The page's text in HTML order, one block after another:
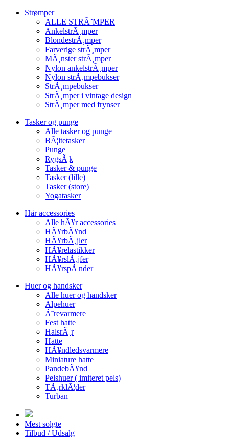
Strømper
ALLE STRÃ˜MPER
AnkelstrÃ¸mper
BlondestrÃ¸mper
Farverige strÃ¸mper
MÃ¸nster strÃ¸mper
Nylon ankelstrÃ¸mper
Nylon strÃ¸mpebukser
StrÃ¸mpebukser
StrÃ¸mper i vintage design
StrÃ¸mper med frynser
Tasker og punge
Alle tasker og punge
BÃ¦ltetasker
Punge
RygsÃ¦k
Tasker & punge
Tasker (lille)
Tasker (store)
Yogatasker
Hår accessories
Alle hÃ¥r accessories
HÃ¥rbÃ¥nd
HÃ¥rbÃ¸jler
HÃ¥relastikker
HÃ¥rslÃ¸jfer
HÃ¥rspÃ¦nder
Huer og handsker
Alle huer og handsker
Alpehuer
Ã˜revarmere
Fest hatte
HalsrÃ¸r
Hatte
HÃ¥ndledsvarmere
Miniature hatte
PandebÃ¥nd
Pelshuer ( imiteret pels)
TÃ¸rklÃ¦der
Turban
Mest solgte
Tilbud / Udsalg